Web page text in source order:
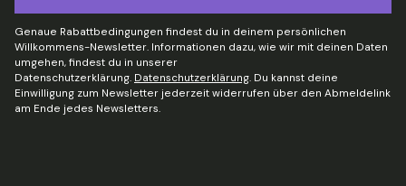
Genaue Rabattbedingungen findest du in deinem persönlichen
Willkommens-Newsletter. Informationen dazu, wie wir mit deinen Daten
umgehen, findest du in unserer
Datenschutzerklärung. Datenschutzerklärung. Du kannst deine
Einwilligung zum Newsletter jederzeit widerrufen über den Abmeldelink
am Ende jedes Newsletters.